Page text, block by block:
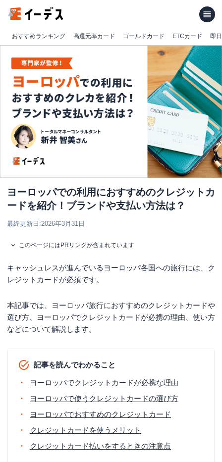
おすすめランキング 高還元率カード ゴールドカード ETCカード 即
ヨーロッパでの利用におすすめのクレジットカ
ードを紹介！ブランドや支払い方法は？
最終更新日:2026年3月31日
このページにはPRリンクが含まれています
キャッシュレスが進んでいるヨーロッパ各国への旅行には、ク
レジットカードが必須です。
本記事では、ヨーロッパ旅行におすすめのクレジットカードや
選び方、ヨーロッパでクレジットカードが必携の理由、使い方
などについて解説します。
記事を読んでわかること
ヨーロッパでクレジットカードが必携な理由
ヨーロッパで使うクレジットカードの選び方
ヨーロッパでおすすめのクレジットカード
クレジットカードを使うメリット
クレジットカード払いをするときの注意点